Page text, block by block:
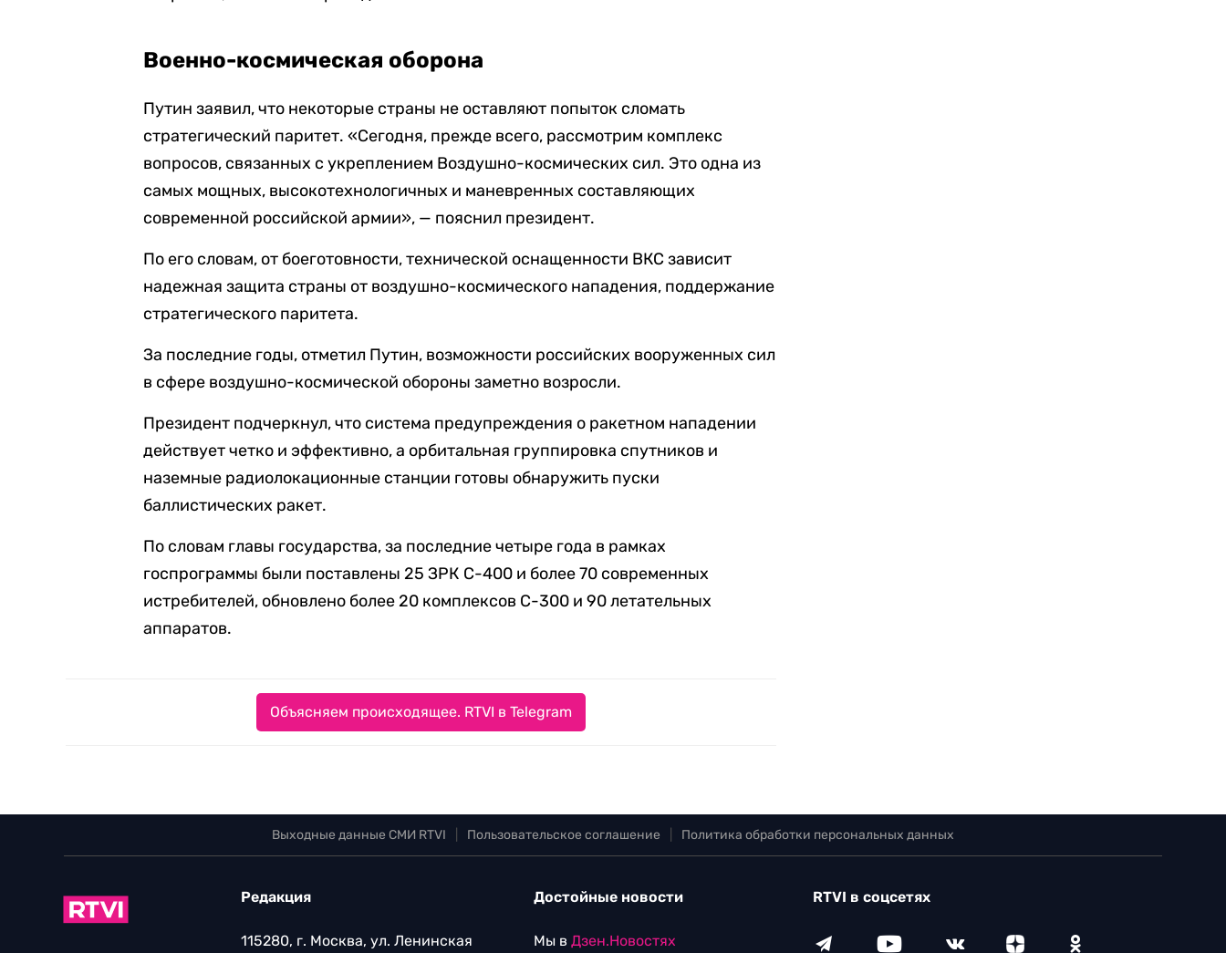
Военно-космическая оборона
Путин заявил, что некоторые страны не оставляют попыток сломать
стратегический паритет. «Сегодня, прежде всего, рассмотрим комплекс
вопросов, связанных с укреплением Воздушно-космических сил. Это одна из
самых мощных, высокотехнологичных и маневренных составляющих
современной российской армии», — пояснил президент.
По его словам, от боеготовности, технической оснащенности ВКС зависит
надежная защита страны от воздушно-космического нападения, поддержание
стратегического паритета.
За последние годы, отметил Путин, возможности российских вооруженных сил
в сфере воздушно-космической обороны заметно возросли.
Президент подчеркнул, что система предупреждения о ракетном нападении
действует четко и эффективно, а орбитальная группировка спутников и
наземные радиолокационные станции готовы обнаружить пуски
баллистических ракет.
По словам главы государства, за последние четыре года в рамках
госпрограммы были поставлены 25 ЗРК С-400 и более 70 современных
истребителей, обновлено более 20 комплексов С-300 и 90 летательных
аппаратов.
Объясняем происходящее. RTVI в Telegram
Выходные данные СМИ RTVI Пользовательское соглашение Политика обработки персональных данных
Редакция
115280, г. Москва, ул. Ленинская
Достойные новости
Мы в Дзен.Новостях
RTVI в соцсетях